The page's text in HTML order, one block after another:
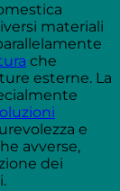
materiali
che
esterne. La
e
avverse,
dei